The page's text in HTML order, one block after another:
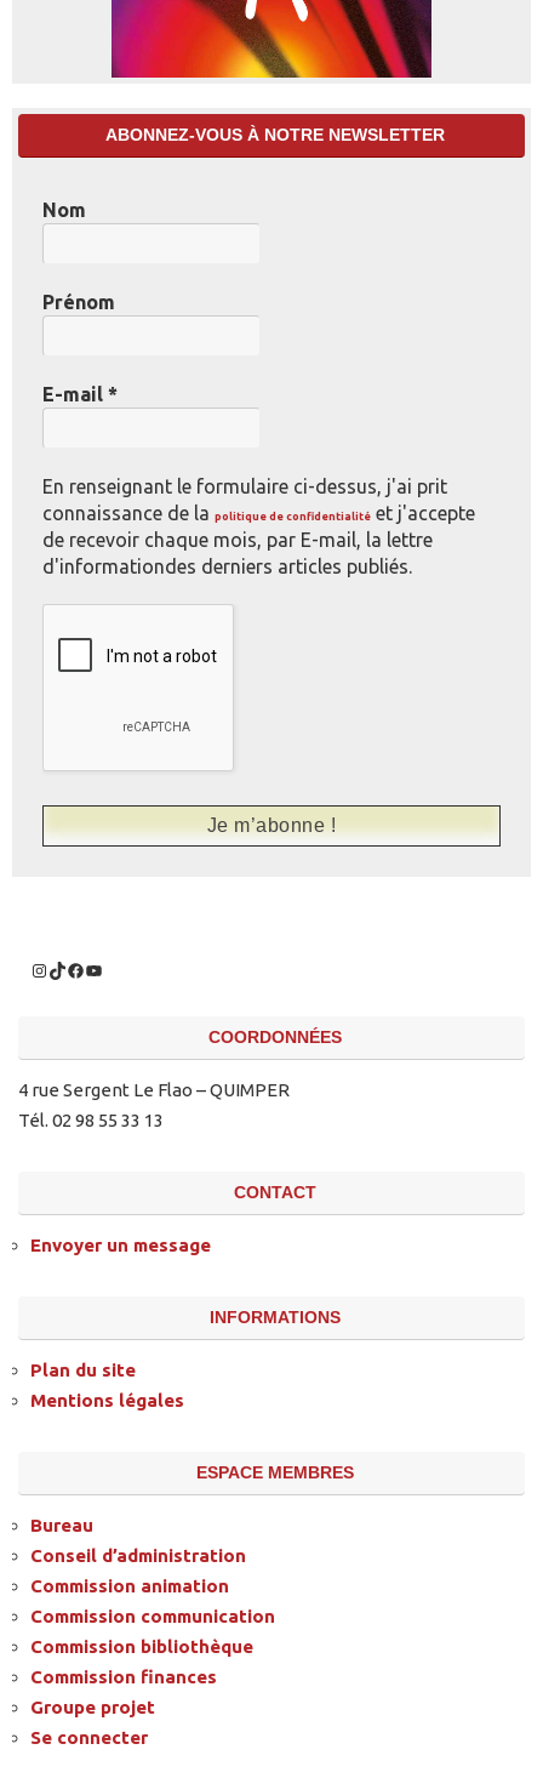
ABONNEZ-VOUS À NOTRE NEWSLETTER
Nom
Prénom
E-mail *
En renseignant le formulaire ci-dessus, j'ai prit
connaissance de la politique de confidentialité et j'accepte
de recevoir chaque mois, par E-mail, la lettre
d'informationdes derniers articles publiés.
COORDONNÉES
4 rue Sergent Le Flao – QUIMPER
Tél. 02 98 55 33 13
CONTACT
Envoyer un message
INFORMATIONS
Plan du site
Mentions légales
ESPACE MEMBRES
Bureau
Conseil d’administration
Commission animation
Commission communication
Commission bibliothèque
Commission finances
Groupe projet
Se connecter